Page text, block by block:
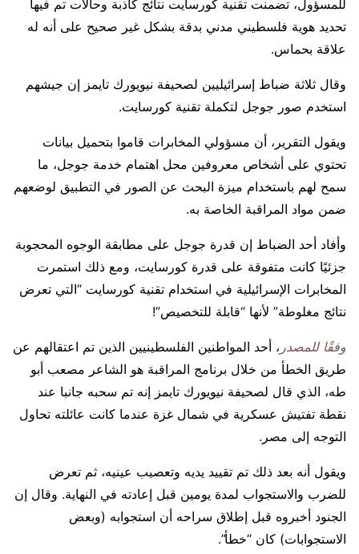
للمسؤول، تضمنت تقنية كورسايت نتائج كاذبة وحالات تم فيها
تحديد هوية فلسطيني مدني بدقة بشكل غير صحيح على أنه له
علاقة بحماس.
وقال ثلاثة ضباط إسرائيليين لصحيفة نيويورك تايمز إن جيشهم
استخدم صور جوجل لتكملة تقنية كورسايت.
ويقول التقرير، أن مسؤولي المخابرات قاموا بتحميل بيانات
تحتوي على أشخاص معروفين محل اهتمام خدمة جوجل، ما
سمح لهم باستخدام ميزة البحث عن الصور في التطبيق لوضعهم
ضمن مواد المراقبة الخاصة به.
وأفاد أحد الضباط إن قدرة جوجل على مطابقة الوجوه المحجوبة
جزئيًا كانت متفوقة على قدرة كورسايت، ومع ذلك استمرت
المخابرات الإسرائيلية في استخدام تقنية كورسايت “التي تعرض
نتائج مغلوطة” لأنها “قابلة للتخصيص”!
وفقًا للمصدر ، أحد المواطنين الفلسطينيين الذين تم اعتقالهم عن
طريق الخطأ من خلال برنامج المراقبة هو الشاعر مصعب أبو
طه، الذي قال لصحيفة نيويورك تايمز إنه تم سحبه جانبا عند
نقطة تفتيش عسكرية في شمال غزة عندما كانت عائلته تحاول
التوجه إلى مصر.
ويقول أنه بعد ذلك تم تقييد يديه وتعصيب عينيه، ثم تعرض
للضرب والاستجواب لمدة يومين قبل إعادته في النهاية. وقال إن
الجنود أخبروه قبل إطلاق سراحه أن استجوابه (وبعض
الاستجوابات) كان “خطأ”.